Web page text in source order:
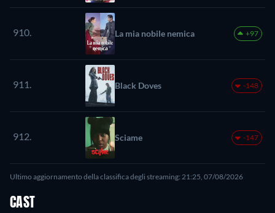
910. La mia nobile nemica +97
911. Black Doves -148
912. Sciame -147
Ultimo aggiornamento della classifica degli streaming: 21:25, 07/08/2026
CAST